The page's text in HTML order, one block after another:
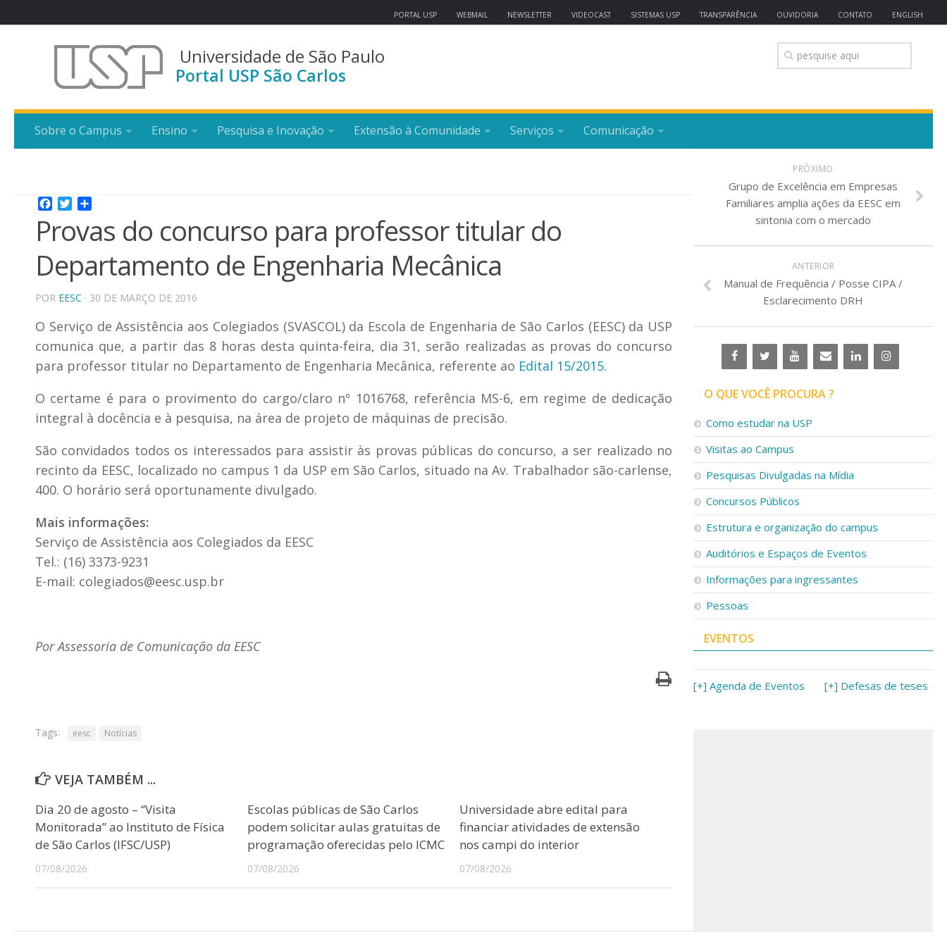
PORTAL USP WEBMAIL NEWSLETTER VIDEOCAST SISTEMAS USP TRANSPARÊNCIA OUVIDORIA CONTATO ENGLISH
Universidade de São Paulo
Portal USP São Carlos
Sobre o Campus Ensino Pesquisa e Inovação Extensão à Comunidade Serviços Comunicação
Facebook
Twitter
Provas do concurso para professor titular do
Departamento de Engenharia Mecânica
POR EESC · 30 DE MARÇO DE 2016
O Serviço de Assistência aos Colegiados (SVASCOL) da Escola de Engenharia de São Carlos (EESC) da USP
comunica que, a partir das 8 horas desta quinta-feira, dia 31, serão realizadas as provas do concurso
para professor titular no Departamento de Engenharia Mecânica, referente ao Edital 15/2015.
O certame é para o provimento do cargo/claro nº 1016768, referência MS-6, em regime de dedicação
integral à docência e à pesquisa, na área de projeto de máquinas de precisão.
São convidados todos os interessados para assistir às provas públicas do concurso, a ser realizado no
recinto da EESC, localizado no campus 1 da USP em São Carlos, situado na Av. Trabalhador são-carlense,
400. O horário será oportunamente divulgado.
Mais informações:
Serviço de Assistência aos Colegiados da EESC
Tel.: (16) 3373-9231
E-mail: colegiados@eesc.usp.br
Por Assessoria de Comunicação da EESC
Tags: eesc Notícias
VEJA TAMBÉM ...
Dia 20 de agosto – “Visita
Monitorada” ao Instituto de Física
de São Carlos (IFSC/USP)
07/08/2026
Escolas públicas de São Carlos
podem solicitar aulas gratuitas de
programação oferecidas pelo ICMC
07/08/2026
Universidade abre edital para
financiar atividades de extensão
nos campi do interior
07/08/2026
PRÓXIMO
Grupo de Excelência em Empresas
Familiares amplia ações da EESC em
sintonia com o mercado
ANTERIOR
Manual de Frequência / Posse CIPA /
Esclarecimento DRH
O QUE VOCÊ PROCURA ?
Como estudar na USP
Visitas ao Campus
Pesquisas Divulgadas na Mídia
Concursos Públicos
Estrutura e organização do campus
Auditórios e Espaços de Eventos
Informações para ingressantes
Pessoas
EVENTOS
[+] Agenda de Eventos [+] Defesas de teses